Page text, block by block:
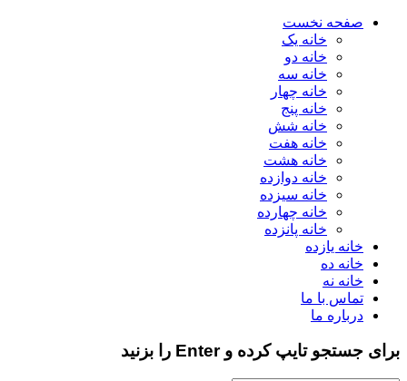
صفحه نخست
خانه یک
خانه دو
خانه سه
خانه چهار
خانه پنج
خانه شش
خانه هفت
خانه هشت
خانه دوازده
خانه سیزده
خانه چهارده
خانه پانزده
خانه یازده
خانه ده
خانه نه
تماس با ما
درباره ما
برای جستجو تایپ کرده و Enter را بزنید